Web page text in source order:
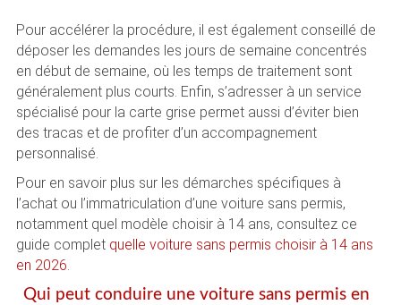
Pour accélérer la procédure, il est également conseillé de
déposer les demandes les jours de semaine concentrés
en début de semaine, où les temps de traitement sont
généralement plus courts. Enfin, s’adresser à un service
spécialisé pour la carte grise permet aussi d’éviter bien
des tracas et de profiter d’un accompagnement
personnalisé.
Pour en savoir plus sur les démarches spécifiques à
l’achat ou l’immatriculation d’une voiture sans permis,
notamment quel modèle choisir à 14 ans, consultez ce
guide complet quelle voiture sans permis choisir à 14 ans
en 2026.
Qui peut conduire une voiture sans permis en